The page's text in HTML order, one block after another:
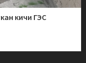
кичи ГЭС